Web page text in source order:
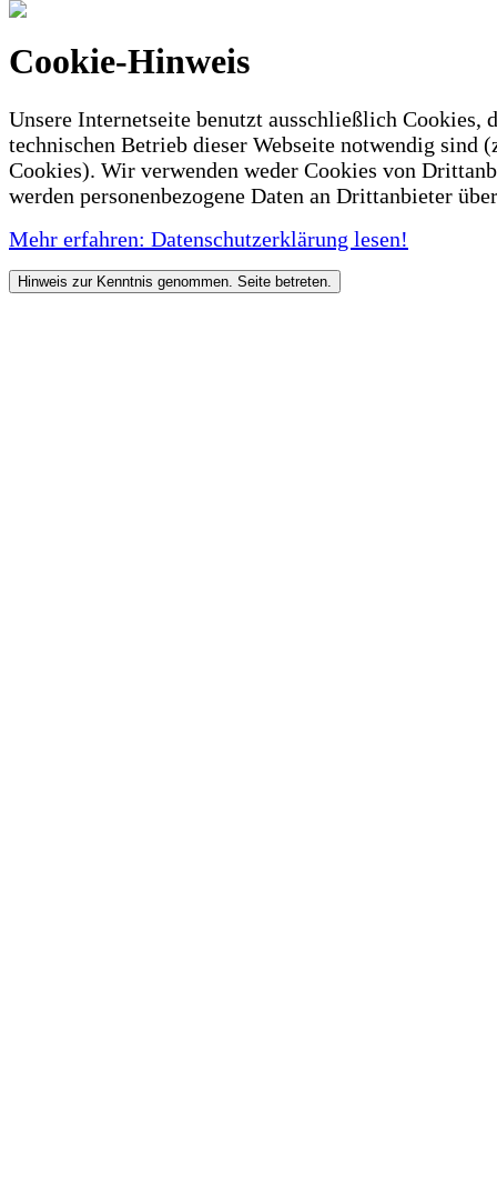
Cookie-Hinweis
Unsere Internetseite benutzt ausschließlich Cookies,
technischen Betrieb dieser Webseite notwendig sind
Cookies). Wir verwenden weder Cookies von
werden personenbezogene Daten an Drittanbieter
Mehr erfahren: Datenschutzerklärung lesen!
Hinweis zur Kenntnis genommen. Seite betreten.